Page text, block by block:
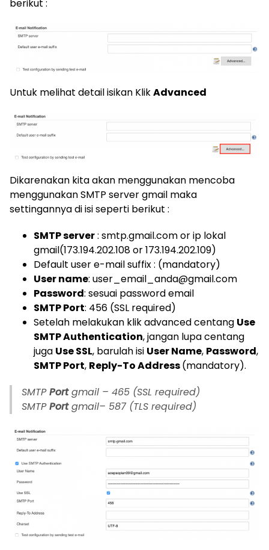
berikut :
Untuk melihat detail isikan KlikAdvanced
Dikarenakan kita akan menggunakan mencoba
menggunakan SMTP server gmail maka
settingannya di isi seperti berikut :
SMTP server: smtp.gmail.com or ip lokal
gmail(173.194.202.108 or 173.194.202.109)
Default user e-mail suffix : (mandatory)
User name: user_email_anda@gmail.com
Password: sesuai password email
SMTP Port: 456 (SSL required)
Setelah melakukan klik advanced centang Use
SMTP Authentication, jangan lupa centang
juga Use SSL, barulah isi User Name, Password,
SMTP Port, Reply-To Address(mandatory).
SMTPPortgmail – 465 (SSL required)
SMTPPortgmail– 587 (TLS required)